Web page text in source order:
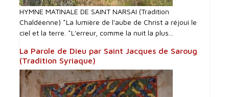
HYMNE MATINALE DE SAINT NARSAI (Tradition
Chaldéenne) *La lumière de l'aube de Christ a réjoui le
ciel et la terre. *L'erreur, comme la nuit la plus...
La Parole de Dieu par Saint Jacques de Saroug
(Tradition Syriaque)